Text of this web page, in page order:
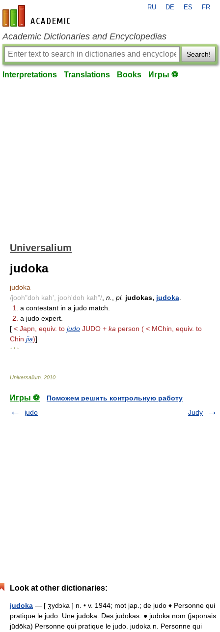
en-academic.com
RU DE ES FR
Academic Dictionaries and Encyclopedias
Search!
Interpretations Translations Books Игры ⚽
Universalium
judoka
judoka
/jooh"doh kah', jooh'doh kah"/ n. pl. judokas, judoka
1.
a contestant in a judo match.
2. a judo expert.
[ < Japn, equiv. to judo JUDO + ka person ( < MChin, equiv. to
Chin jia)]
* * *
Universalium 2010
Игры ⚽
Поможем решить контрольную работу
judo
Judy
Look at other dictionaries:
judoka — [ ʒydɔka ] n. • v. 1944; mot jap.; de judo ♦ Personne qui
pratique le judo. Une judoka. Des judokas. ● judoka nom (japonais
jūdōka) Personne qui pratique le judo. judoka n. Personne qui